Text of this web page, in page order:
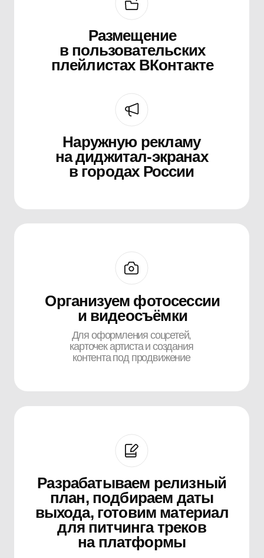
рекламной кампании
Это не про то, чтобы «просто потратить
бюджет» или «сделать охваты ради
систему, где каждый трек работает
на узнаваемость, каждый формат
тестируется и масштабируется, а артист
движется вперёд на основе реальных
данных, а не догадок
твою музыку
услышали тысячи?
Мы сделаем так,
чтобы
её полюбили
миллионы!